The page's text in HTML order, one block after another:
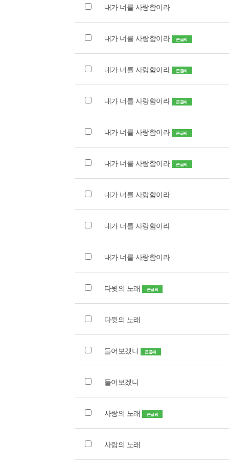
내가 너를 사랑함이라
내가 너를 사랑함이라 큰글씨
내가 너를 사랑함이라 큰글씨
내가 너를 사랑함이라 큰글씨
내가 너를 사랑함이라 큰글씨
내가 너를 사랑함이라 큰글씨
내가 너를 사랑함이라
내가 너를 사랑함이라
내가 너를 사랑함이라
다윗의 노래 큰글씨
다윗의 노래
들어보겠니 큰글씨
들어보겠니
사랑의 노래 큰글씨
사랑의 노래